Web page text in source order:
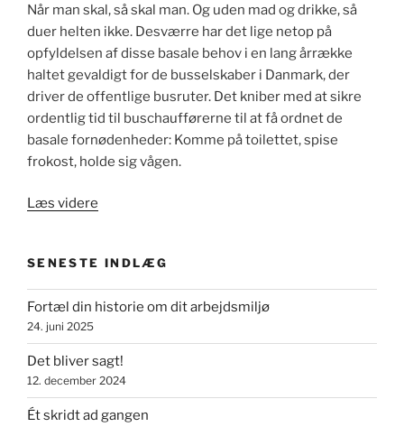
Når man skal, så skal man. Og uden mad og drikke, så
duer helten ikke. Desværre har det lige netop på
opfyldelsen af disse basale behov i en lang årrække
haltet gevaldigt for de busselskaber i Danmark, der
driver de offentlige busruter. Det kniber med at sikre
ordentlig tid til buschaufførerne til at få ordnet de
basale fornødenheder: Komme på toilettet, spise
frokost, holde sig vågen.
Læs videre
stod
sammen
om
forbedre
arbejdslivet”
SENESTE INDLÆG
Fortæl din historie om dit arbejdsmiljø
24. juni 2025
Det bliver sagt!
12. december 2024
Ét skridt ad gangen